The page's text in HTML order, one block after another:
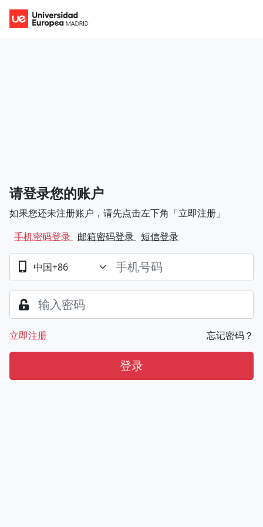
请登录您的账户
如果您还未注册账户，请先点击左下角「立即注册」
手机密码登录 邮箱密码登录 短信登录
立即注册 忘记密码？
登录